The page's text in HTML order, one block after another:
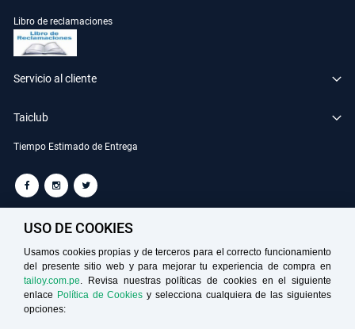
Libro de reclamaciones
Servicio al cliente
Taiclub
Tiempo Estimado de Entrega
TAILOY S.A. RUC: 20100049181
Medios de Pago
USO DE COOKIES
Usamos cookies propias y de terceros para el correcto funcionamiento
del presente sitio web y para mejorar tu experiencia de compra en
tailoy.com.pe. Revisa nuestras políticas de cookies en el siguiente
enlace Política de Cookies y selecciona cualquiera de las siguientes
opciones: